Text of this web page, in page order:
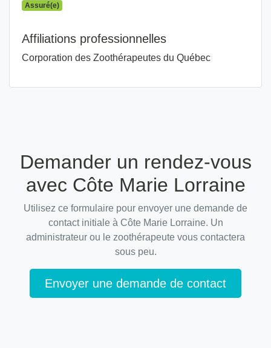
Assuré(e)
Affiliations professionnelles
Corporation des Zoothérapeutes du Québec
Demander un rendez-vous
avec Côte Marie Lorraine
Utilisez ce formulaire pour envoyer une demande de
contact initiale à Côte Marie Lorraine. Un
administrateur ou le zoothérapeute vous contactera
sous peu.
Envoyer une demande de contact